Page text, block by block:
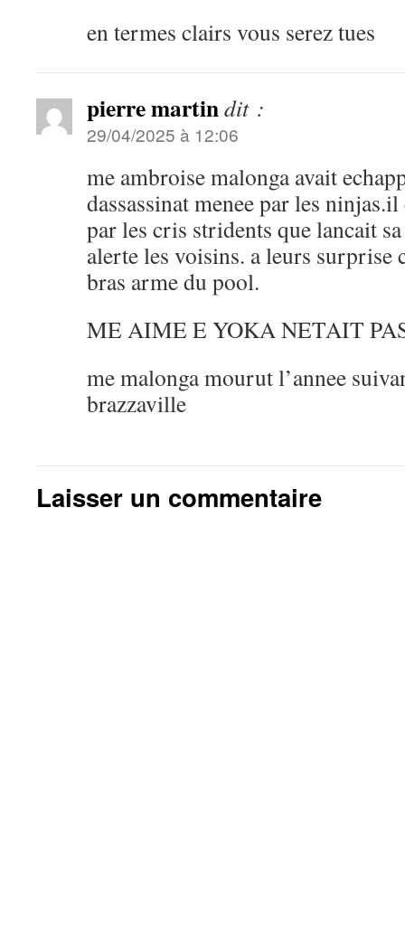
en termes clairs vous serez tues
pierre martindit :
29/04/2025 à 12:06
me ambroise malonga avait
dassassinat menee par les
par les cris stridents que lancait
alerte les voisins. a leurs surprise
bras arme du pool.
ME AIME E YOKA NETAIT
me malonga mourut l’annee
brazzaville
Laisser un commentaire